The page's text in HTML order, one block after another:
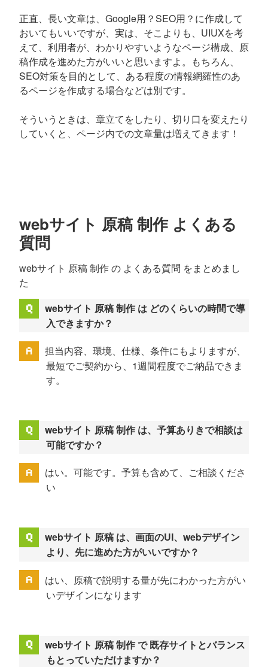
正直、長い文章は、Google用？SEO用？に作成して
おいてもいいですが、実は、そこよりも、UIUXを考
えて、利用者が、わかりやすいようなページ構成、原
稿作成を進めた方がいいと思いますよ。もちろん、
SEO対策を目的として、ある程度の情報網羅性のあ
るページを作成する場合などは別です。
そういうときは、章立てをしたり、切り口を変えたり
していくと、ページ内での文章量は増えてきます！
webサイト 原稿 制作 よくある
質問
webサイト 原稿 制作 の よくある質問 をまとめまし
た
webサイト 原稿 制作 は どのくらいの時間で導
入できますか？
担当内容、環境、仕様、条件にもよりますが、
最短でご契約から、1週間程度でご納品できま
す。
webサイト 原稿 制作 は、予算ありきで相談は
可能ですか？
はい。可能です。予算も含めて、ご相談くださ
い
webサイト 原稿 は、画面のUI、webデザイン
より、先に進めた方がいいですか？
はい、原稿で説明する量が先にわかった方がい
いデザインになります
webサイト 原稿 制作 で 既存サイトとバランス
もとっていただけますか？